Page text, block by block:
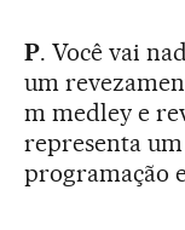
P. Você vai
um
m medley e
representa um
programação